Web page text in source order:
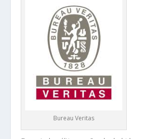
Bureau Veritas